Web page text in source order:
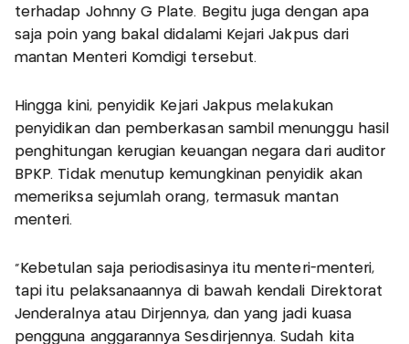
terhadap Johnny G Plate. Begitu juga dengan apa
saja poin yang bakal didalami Kejari Jakpus dari
mantan Menteri Komdigi tersebut.
Hingga kini, penyidik Kejari Jakpus melakukan
penyidikan dan pemberkasan sambil menunggu hasil
penghitungan kerugian keuangan negara dari auditor
BPKP. Tidak menutup kemungkinan penyidik akan
memeriksa sejumlah orang, termasuk mantan
menteri.
"Kebetulan saja periodisasinya itu menteri-menteri,
tapi itu pelaksanaannya di bawah kendali Direktorat
Jenderalnya atau Dirjennya, dan yang jadi kuasa
pengguna anggarannya Sesdirjennya. Sudah kita